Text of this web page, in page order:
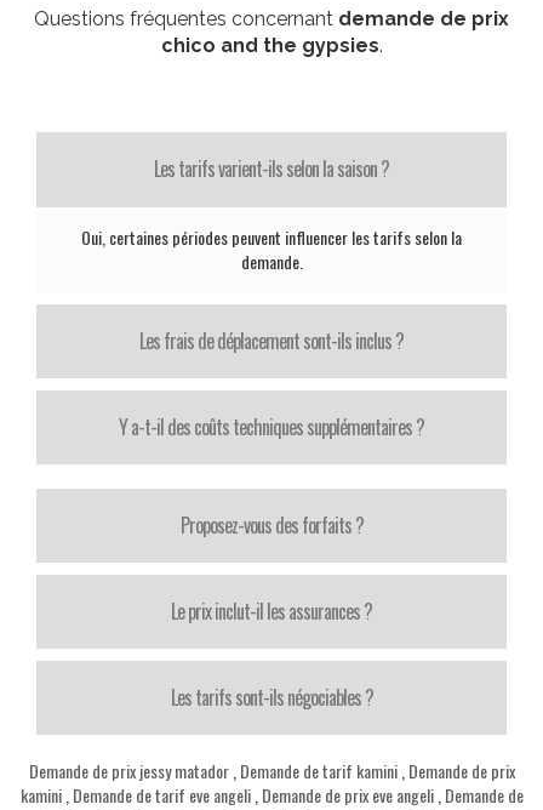
Questions fréquentes concernant demande de prix
chico and the gypsies.
Les tarifs varient-ils selon la saison ?
Oui, certaines périodes peuvent influencer les tarifs selon la
demande.
Les frais de déplacement sont-ils inclus ?
Y a-t-il des coûts techniques supplémentaires ?
Proposez-vous des forfaits ?
Le prix inclut-il les assurances ?
Les tarifs sont-ils négociables ?
Demande de prix jessy matador, Demande de tarif kamini, Demande de prix
kamini, Demande de tarif eve angeli, Demande de prix eve angeli, Demande de